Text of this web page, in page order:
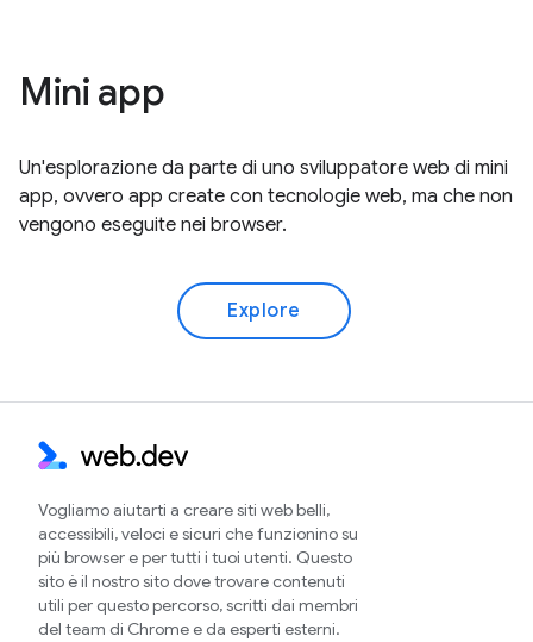
Mini app
Un'esplorazione da parte di uno sviluppatore web di mini
app, ovvero app create con tecnologie web, ma che non
vengono eseguite nei browser.
Explore
Vogliamo aiutarti a creare siti web belli,
accessibili, veloci e sicuri che funzionino su
più browser e per tutti i tuoi utenti. Questo
sito è il nostro sito dove trovare contenuti
utili per questo percorso, scritti dai membri
del team di Chrome e da esperti esterni.